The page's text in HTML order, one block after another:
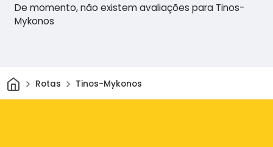
De momento, não existem avaliações para Tinos-
Mykonos
CasaRotas Tinos-Mykonos